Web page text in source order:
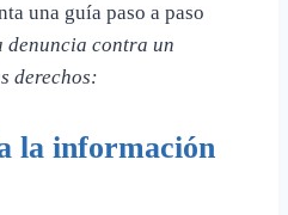
una guía paso a paso
denuncia contra un
derechos:
la información